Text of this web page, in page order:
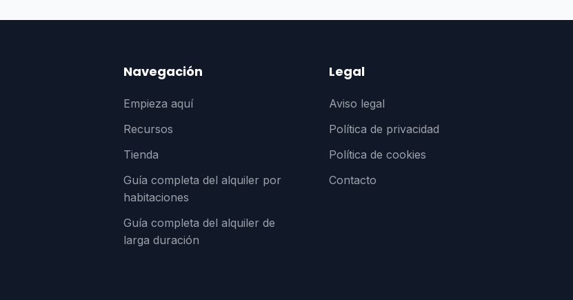
Navegación
Empieza aquí
Recursos
Tienda
Guía completa del alquiler por
habitaciones
Guía completa del alquiler de
larga duración
Legal
Aviso legal
Política de privacidad
Política de cookies
Contacto